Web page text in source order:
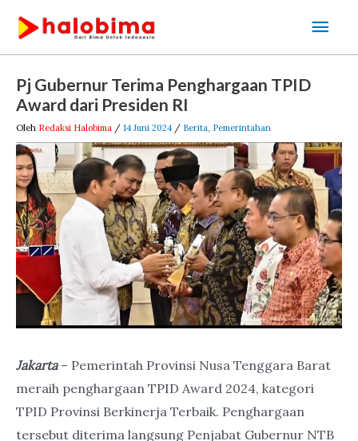
konten
Pj Gubernur Terima Penghargaan TPID
Award dari Presiden RI
Oleh Redaksi Halobima / 14 Juni 2024 / Berita, Pemerintahan
Jakarta– Pemerintah Provinsi Nusa Tenggara Barat
meraih penghargaan TPID Award 2024, kategori
TPID Provinsi Berkinerja Terbaik. Penghargaan
tersebut diterima langsung Penjabat Gubernur NTB
navigation